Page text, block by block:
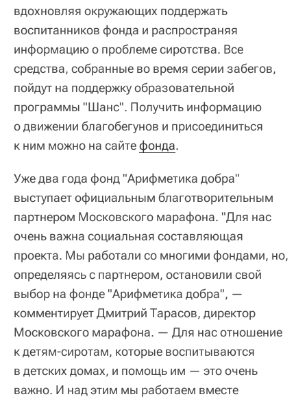
вдохновляя окружающих поддержать
воспитанников фонда и распространяя
информацию о проблеме сиротства. Все
средства, собранные во время серии забегов,
пойдут на поддержку образовательной
программы "Шанс". Получить информацию
о движении благобегунов и присоединиться
к ним можно на сайтефонда.
Уже два года фонд "Арифметика добра"
выступает официальным благотворительным
партнером Московского марафона. "Для нас
очень важна социальная составляющая
проекта. Мы работали со многими фондами, но,
определяясь с партнером, остановили свой
выбор на фонде "Арифметика добра", —
комментирует Дмитрий Тарасов, директор
Московского марафона. — Для нас отношение
к детям-сиротам, которые воспитываются
в детских домах, и помощь им — это очень
важно. И над этим мы работаем вместе